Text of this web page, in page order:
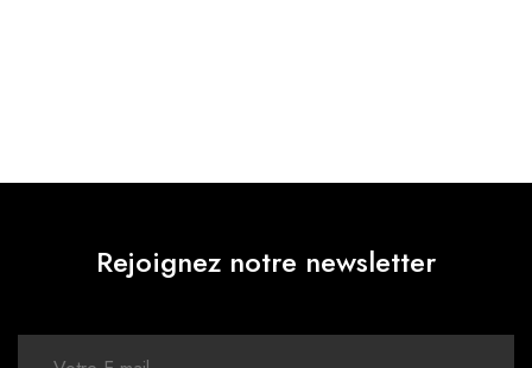
Rejoignez notre newsletter